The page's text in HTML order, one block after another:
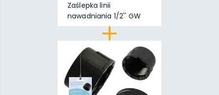
Zaślepka linii
nawadniania 1/2'' GW